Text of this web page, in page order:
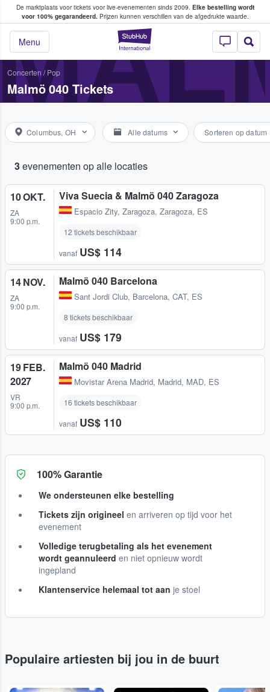
De marktplaats voor tickets voor live-evenementen sinds 2009. Elke bestelling wordt
voor 100% gegarandeerd.Prijzen kunnen verschillen van de afgedrukte waarde.
StubHub: waar
Menu
tickets kopen en verkopen
Concerten / Pop
Malmö 040 Tickets
Columbus, OH Alle datums Sorteren op datum
3evenementen op alle locaties
10 OKT.
ZA
9:00 p.m.
Viva Suecia & Malmö 040 Zaragoza
Espacio Zity, Zaragoza, Zaragoza, ES
12 tickets beschikbaar
vanaf US$ 114
14 NOV.
ZA
9:00 p.m.
Malmö 040 Barcelona
Sant Jordi Club, Barcelona, CAT, ES
8 tickets beschikbaar
vanaf US$ 179
19 FEB.
2027
VR
9:00 p.m.
Malmö 040 Madrid
Movistar Arena Madrid, Madrid, MAD, ES
16 tickets beschikbaar
vanaf US$ 110
100% Garantie
We ondersteunen elke bestelling
Tickets zijn origineel en arriveren op tijd voor het
evenement
Volledige terugbetaling als het evenement
wordt geannuleerd en niet opnieuw wordt
ingepland
Klantenservice helemaal tot aan je stoel
Populaire artiesten bij jou in de buurt